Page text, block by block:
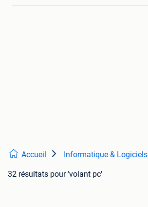
Accueil Informatique & Logiciels
32 résultats pour 'volant pc'